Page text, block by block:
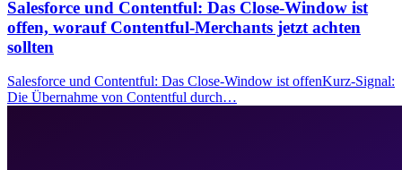
Salesforce und Contentful: Das Close-Window ist
offen, worauf Contentful-Merchants jetzt achten
sollten
Salesforce und Contentful: Das Close-Window ist offenKurz-Signal:
Die Übernahme von Contentful durch…